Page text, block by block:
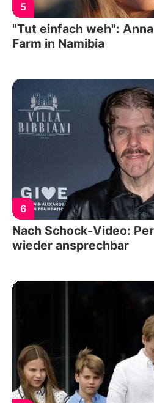
5
"Tut einfach weh":
Farm in Namibia
6
Nach Schock-Video:
wieder ansprechbar